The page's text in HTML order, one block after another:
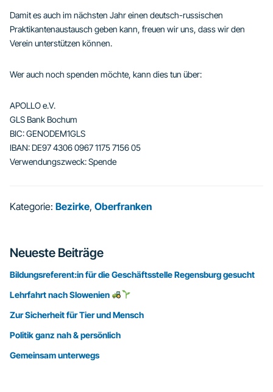
Damit es auch im nächsten Jahr einen deutsch-russischen
Praktikantenaustausch geben kann, freuen wir uns, dass wir den
Verein unterstützen können.
Wer auch noch spenden möchte, kann dies tun über:
APOLLO e.V.
GLS Bank Bochum
BIC: GENODEM1GLS
IBAN: DE97 4306 0967 1175 7156 05
Verwendungszweck: Spende
Kategorie: Bezirke, Oberfranken
Seitenspalte
Neueste Beiträge
Bildungsreferent:in für die Geschäftsstelle Regensburg gesucht
Lehrfahrt nach Slowenien
Zur Sicherheit für Tier und Mensch
Politik ganz nah & persönlich
Gemeinsam unterwegs